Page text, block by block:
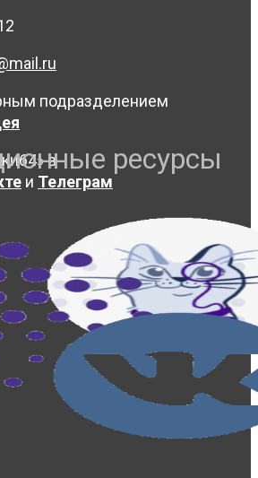
подразделением
в
и Телеграм
ресурсы